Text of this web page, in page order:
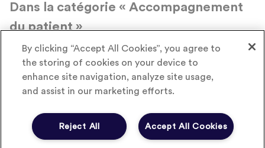
Dans la catégorie « Accompagnement
du patient »
Deux lauréats ont été désignés ex-aequo dans cette
catégorie, pour leurs solutions favorisant le bien-être
des patients. La première initiative distinguée est
l’accompagnement des parents dans l’apprentissage du
insuffisance rénale chronique terminale, mis en place
par le Service de néphrologie pédiatrique et l’équipe
By clicking “Accept All Cookies”, you agree to
the storing of cookies on your device to
enhance site navigation, analyze site usage,
and assist in our marketing efforts.
Accept All Cookies
Reject All